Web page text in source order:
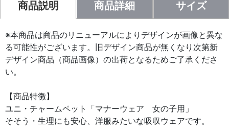
商品説明 商品詳細 サイズ
※本商品は商品のリニューアルによりデザインが画像と異な
る可能性がございます。旧デザイン商品が無くなり次第新
デザイン商品（商品画像）の出荷となるためご了承くださ
い。
【商品特徴】
ユニ・チャームペット「マナーウェア 女の子用」
そそう・生理にも安心、洋服みたいな吸収ウェアです。